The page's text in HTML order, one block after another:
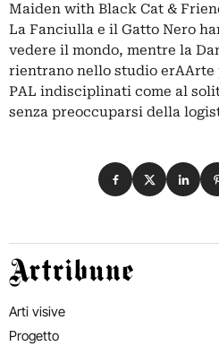
Maiden with Black Cat &
La Fanciulla e il Gatto Nero
vedere il mondo, mentre la
rientrano nello studio erAArte
PAL indisciplinati come al
senza preoccuparsi della
Condividi su
Condividi
Artribune
Arti visive
Progetto